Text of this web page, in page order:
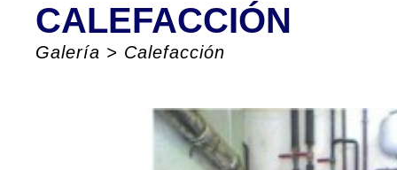
CALEFACCIÓN
Galería > Calefacción